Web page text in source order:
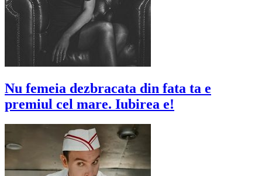
Nu femeia dezbracata din fata ta e
premiul cel mare. Iubirea e!